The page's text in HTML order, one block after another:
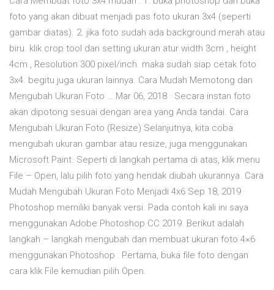
foto yang akan dibuat menjadi pas foto ukuran 3x4 (seperti
gambar diatas). 2. jika foto sudah ada background merah atau
biru. klik crop tool dan setting ukuran atur width 3cm , height
4cm , Resolution 300 pixel/inch. maka sudah siap cetak foto
3x4. begitu juga ukuran lainnya. Cara Mudah Memotong dan
Mengubah Ukuran Foto … Mar 06, 2018 · Secara instan foto
akan dipotong sesuai dengan area yang Anda tandai. Cara
Mengubah Ukuran Foto (Resize) Selanjutnya, kita coba
mengubah ukuran gambar atau resize, juga menggunakan
Microsoft Paint. Seperti di langkah pertama di atas, klik menu
File – Open, lalu pilih foto yang hendak diubah ukurannya. Cara
Mudah Mengubah Ukuran Foto Menjadi 4x6 Sep 18, 2019 ·
Photoshop memiliki banyak versi. Pada contoh kali ini saya
menggunakan Adobe Photoshop CC 2019. Berikut adalah
langkah – langkah mengubah dan membuat ukuran foto 4×6
menggunakan Photoshop : Pertama, buka file foto dengan
cara klik File kemudian pilih Open.